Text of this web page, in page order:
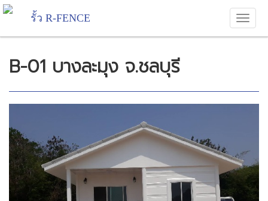
รั้ว R-FENCE
B-01 บางละมุง จ.ชลบุรี